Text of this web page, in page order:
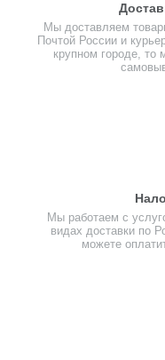
Мы доставляем
Почтой России и
крупном городе, то
Мы работаем с
видах доставки по
можете